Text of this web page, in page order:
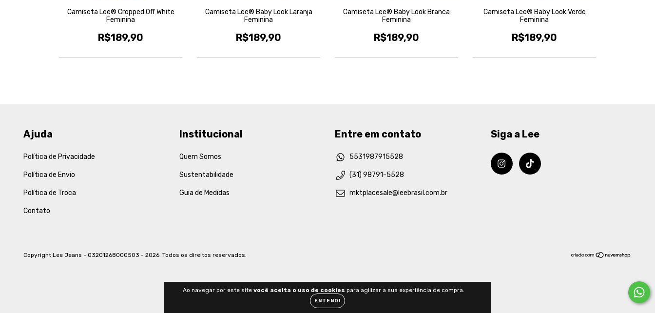
Ao navegar por este site você aceita o uso de cookies para agilizar a sua experiência de compra.
ENTENDI
Camiseta Lee® Cropped Off White
Feminina
R$189,90
Camiseta Lee® Baby Look Laranja
Feminina
R$189,90
Camiseta Lee® Baby Look Branca
Feminina
R$189,90
Camiseta Lee® Baby Look Verde
Feminina
R$189,90
Ajuda
Política de Privacidade
Política de Envio
Política de Troca
Contato
Institucional
Quem Somos
Sustentabilidade
Guia de Medidas
Entre em contato
5531987915528
(31) 98791-5528
mktplacesale@leebrasil.com.br
Siga a Lee
Copyright Lee Jeans - 03201268000503 - 2026. Todos os direitos reservados.